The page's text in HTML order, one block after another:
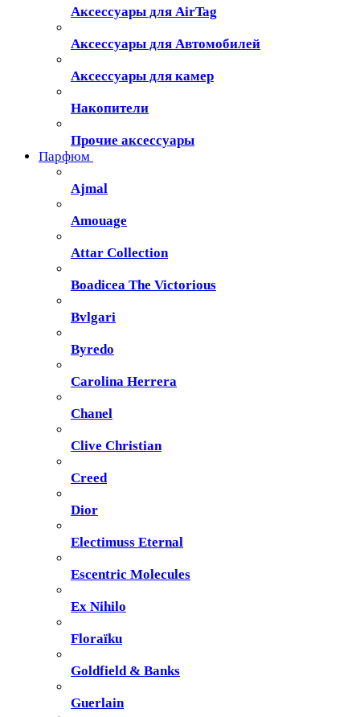
Аксессуары для AirTag
Аксессуары для Автомобилей
Аксессуары для камер
Накопители
Прочие аксессуары
Парфюм
Ajmal
Amouage
Attar Collection
Boadicea The Victorious
Bvlgari
Byredo
Carolina Herrera
Chanel
Clive Christian
Creed
Dior
Electimuss Eternal
Escentric Molecules
Ex Nihilo
Floraïku
Goldfield & Banks
Guerlain